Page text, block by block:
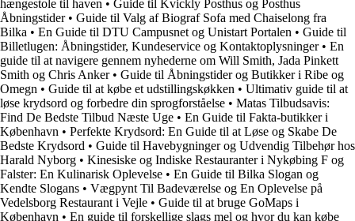
hængestole til haven • Guide til Kvickly Posthus og Posthus
Åbningstider• Guide til Valg af Biograf Sofa med Chaiselong fra
Bilka • En Guide til DTU Campusnet og Unistart Portalen • Guide til
Billetlugen: Åbningstider, Kundeservice og Kontaktoplysninger• En
guide til at navigere gennem nyhederne om Will Smith, Jada Pinkett
Smith og Chris Anker• Guide til Åbningstider og Butikker i Ribe og
Omegn • Guide til at købe et udstillingskøkken • Ultimativ guide til at
løse krydsord og forbedre din sprogforståelse • Matas Tilbudsavis:
Find De Bedste Tilbud Næste Uge • En Guide til Fakta-butikker i
København • Perfekte Krydsord: En Guide til at Løse og Skabe De
Bedste Krydsord • Guide til Havebygninger og Udvendig Tilbehør hos
Harald Nyborg • Kinesiske og Indiske Restauranter i Nykøbing F og
Falster: En Kulinarisk Oplevelse • En Guide til Bilka Slogan og
Kendte Slogans • Vægpynt Til Badeværelse og En Oplevelse på
Vedelsborg Restaurant i Vejle • Guide til at bruge GoMaps i
København • En guide til forskellige slags mel og hvor du kan købe